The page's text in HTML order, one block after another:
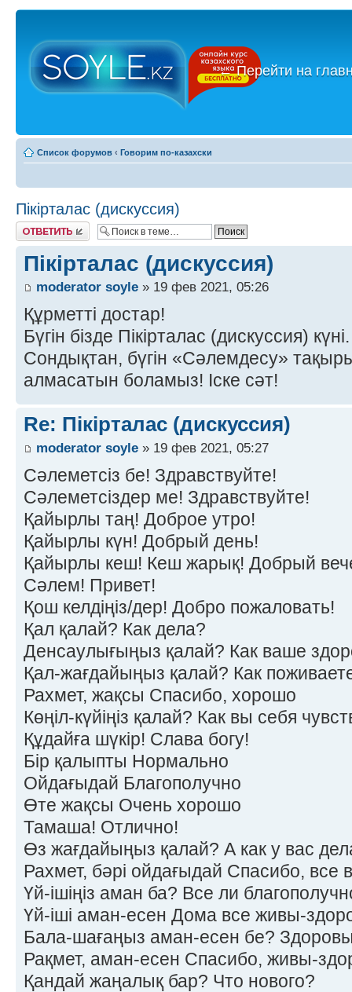
←Перейти на
Список форумов ‹ Говорим по-казахски
Пікірталас (дискуссия)
Ответить
Пікірталас (дискуссия)
moderator soyle » 19 фев 2021, 05:26
Құрметті достар!
Бүгін бізде Пікірталас (дискуссия) күні.
Сондықтан, бүгін «Сәлемдесу»
алмасатын боламыз! Іске сәт!
Re: Пікірталас (дискуссия)
moderator soyle » 19 фев 2021, 05:27
Сәлеметсіз бе! Здравствуйте!
Сәлеметсіздер ме! Здравствуйте!
Қайырлы таң! Доброе утро!
Қайырлы күн! Добрый день!
Қайырлы кеш! Кеш жарық! Добрый
Сәлем! Привет!
Қош келдіңіз/дер! Добро пожаловать!
Қал қалай? Как дела?
Денсаулығыңыз қалай? Как ваше
Қал-жағдайыңыз қалай? Как
Рахмет, жақсы Спасибо, хорошо
Көңіл-күйіңіз қалай? Как вы себя
Құдайға шүкір! Слава богу!
Бір қалыпты Нормально
Ойдағыдай Благополучно
Өте жақсы Очень хорошо
Тамаша! Отлично!
Өз жағдайыңыз қалай? А как у вас
Рахмет, бәрі ойдағыдай Спасибо, все
Үй-ішіңіз аман ба? Все ли
Үй-іші аман-есен Дома все живы-
Бала-шағаңыз аман-есен бе?
Рақмет, аман-есен Спасибо, живы-
Қандай жаңалық бар? Что нового?